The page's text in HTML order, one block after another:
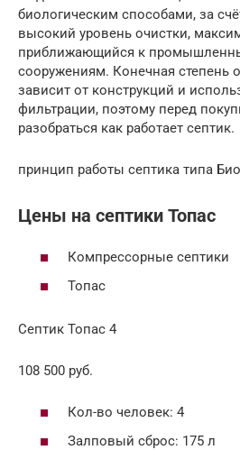
биологическим способами, за
высокий уровень очистки,
приближающийся к
сооружениям. Конечная степень
зависит от конструкций и
фильтрации, поэтому перед
разобраться как работает септик.
принцип работы септика типа
Цены на септики Топас
Компрессорные септики
Топас
Септик Топас 4
108 500 руб.
Кол-во человек: 4
Залповый сброс: 175 л